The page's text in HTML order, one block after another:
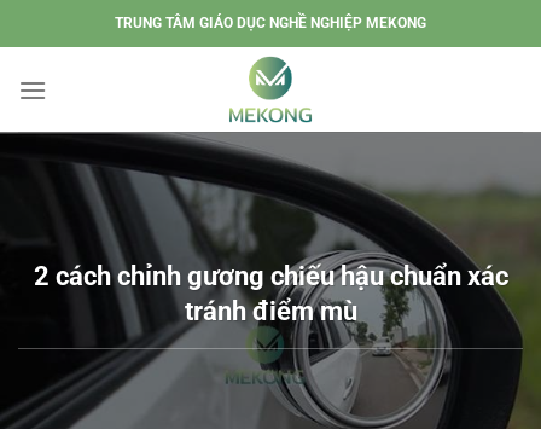
đến
dung
TRUNG TÂM GIÁO DỤC NGHỀ NGHIỆP MEKONG
2 cách chỉnh gương chiếu hậu chuẩn xác
tránh điểm mù